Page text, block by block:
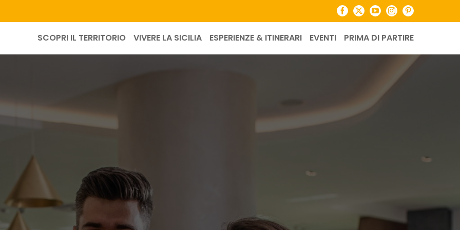
Facebook
X YouTubeInstagramPinterest
SCOPRI IL TERRITORIO VIVERE LA SICILIA ESPERIENZE & ITINERARI EVENTI PRIMA DI PARTIRE